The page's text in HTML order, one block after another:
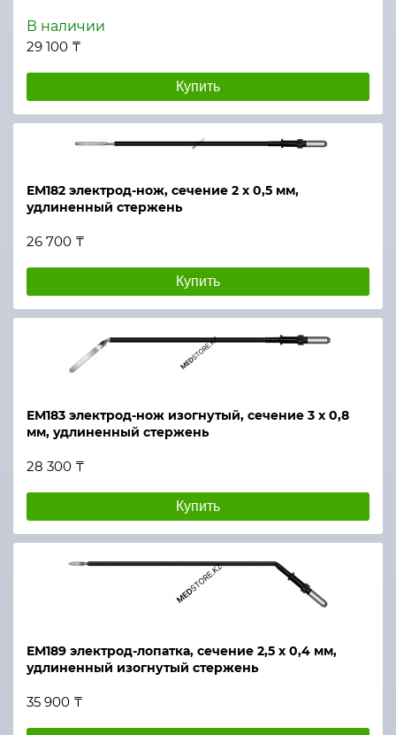
В наличии
29 100 ₸
Купить
ЕМ182 электрод-нож, сечение 2 х 0,5 мм,
удлиненный стержень
26 700 ₸
Купить
ЕМ183 электрод-нож изогнутый, сечение 3 х 0,8
мм, удлиненный стержень
28 300 ₸
Купить
ЕМ189 электрод-лопатка, сечение 2,5 х 0,4 мм,
удлиненный изогнутый стержень
35 900 ₸